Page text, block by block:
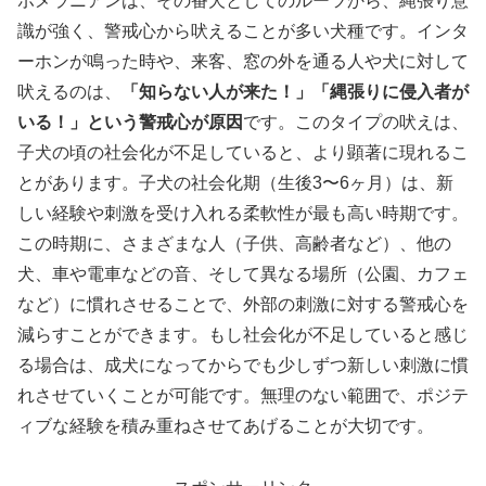
識が強く、警戒心から吠えることが多い犬種です。インタ
ーホンが鳴った時や、来客、窓の外を通る人や犬に対して
吠えるのは、
「知らない人が来た！」「縄張りに侵入者が
いる！」という警戒心が原因 です。このタイプの吠えは、
子犬の頃の社会化が不足していると、より顕著に現れるこ
とがあります。子犬の社会化期（生後3〜6ヶ月）は、新
しい経験や刺激を受け入れる柔軟性が最も高い時期です。
この時期に、さまざまな人（子供、高齢者など）、他の
犬、車や電車などの音、そして異なる場所（公園、カフェ
など）に慣れさせることで、外部の刺激に対する警戒心を
減らすことができます。もし社会化が不足していると感じ
る場合は、成犬になってからでも少しずつ新しい刺激に慣
れさせていくことが可能です。無理のない範囲で、ポジテ
ィブな経験を積み重ねさせてあげることが大切です。